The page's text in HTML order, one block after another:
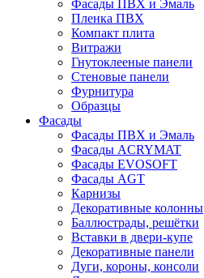
Фасады ПВХ и Эмаль
Пленка ПВХ
Компакт плита
Витражи
Гнутоклееные панели
Стеновые панели
Фурнитура
Образцы
Фасады
Фасады ПВХ и Эмаль
Фасады ACRYMAT
Фасады EVOSOFT
Фасады AGT
Карнизы
Декоративные колонны
Баллюстрады, решётки
Вставки в двери-купе
Декоративные панели
Дуги, короны, консоли